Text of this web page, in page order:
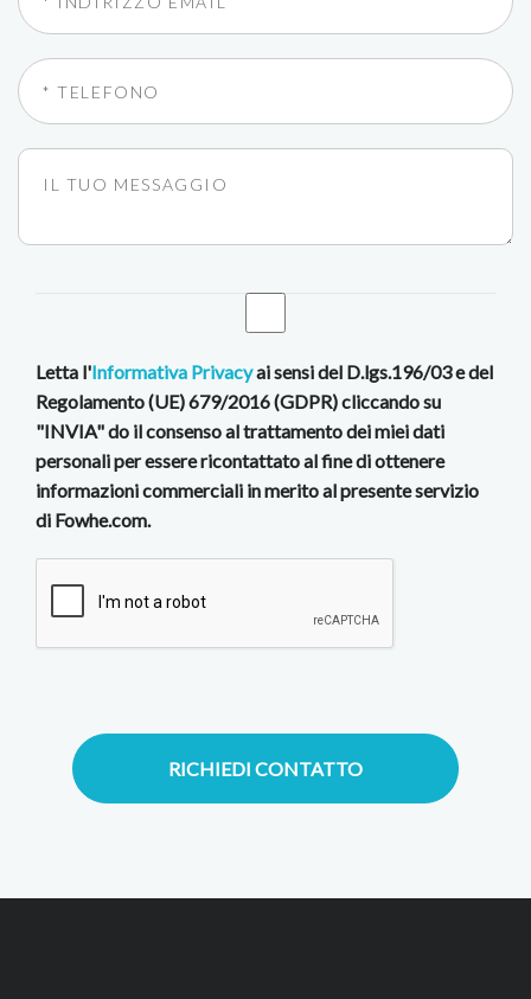
Letta l'Informativa Privacyai sensi del D.lgs.196/03 e del
Regolamento (UE) 679/2016 (GDPR) cliccando su
"INVIA" do il consenso al trattamento dei miei dati
personali per essere ricontattato al fine di ottenere
informazioni commerciali in merito al presente servizio
di Fowhe.com.
RICHIEDI CONTATTO